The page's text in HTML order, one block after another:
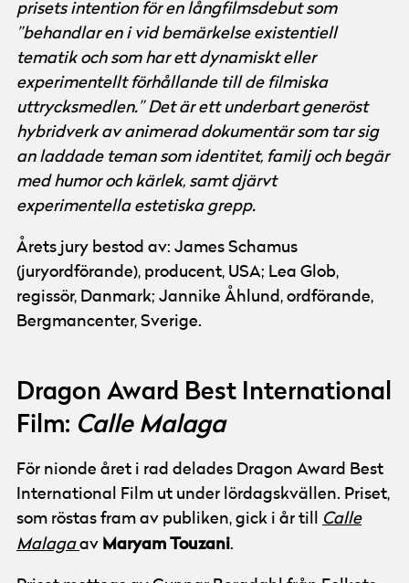
prisets intention för en långfilmsdebut som
”behandlar en i vid bemärkelse existentiell
tematik och som har ett dynamiskt eller
experimentellt förhållande till de filmiska
uttrycksmedlen.” Det är ett underbart generöst
hybridverk av animerad dokumentär som tar sig
an laddade teman som identitet, familj och begär
med humor och kärlek, samt djärvt
experimentella estetiska grepp.
Årets jury bestod av: James Schamus
(juryordförande), producent, USA; Lea Glob,
regissör, Danmark; Jannike Åhlund, ordförande,
Bergmancenter, Sverige.
Dragon Award Best International
Film: Calle Malaga
För nionde året i rad delades Dragon Award Best
International Film ut under lördagskvällen. Priset,
som röstas fram av publiken, gick i år till
Calle
Malagaav Maryam Touzani.